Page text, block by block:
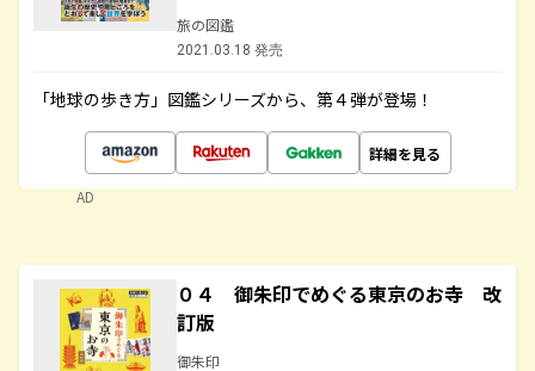
旅の図鑑
2021.03.18 発売
「地球の歩き方」図鑑シリーズから、第４弾が登場！
詳細を見る
AD
０４ 御朱印でめぐる東京のお寺 改
訂版
御朱印